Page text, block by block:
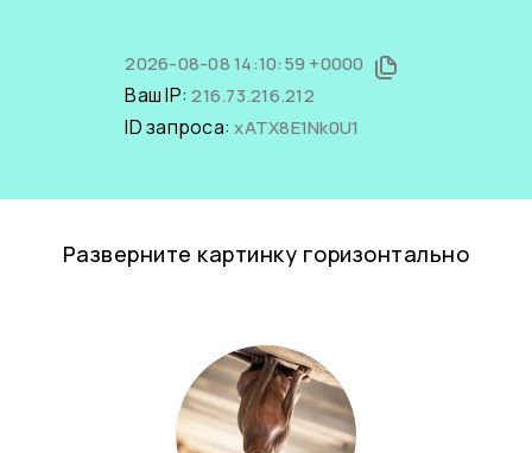
2026-08-08 14:10:59 +0000
Ваш IP:216.73.216.212
ID запроса:xATX8E1Nk0U1
Разверните картинку горизонтально